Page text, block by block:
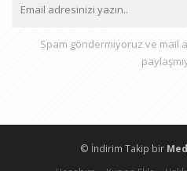
Spam göndermiyoruz ve mail
© İndirim Takip bir